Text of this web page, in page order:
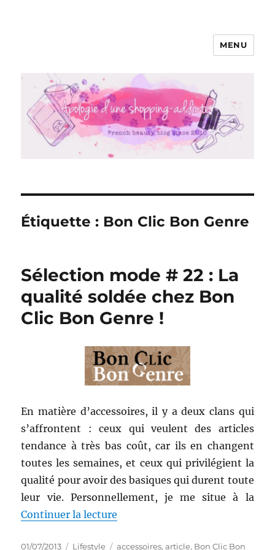
Apologie d'une Shopping-addicte
MENU
Étiquette : Bon Clic Bon Genre
Sélection mode # 22 : La
qualité soldée chez Bon
Clic Bon Genre !
En matière d’accessoires, il y a deux clans qui
s’affrontent : ceux qui veulent des articles
tendance à très bas coût, car ils en changent
toutes les semaines, et ceux qui privilégient la
qualité pour avoir des basiques qui durent toute
leur vie. Personnellement, je me situe à la
Continuer la lecture
Publié
01/07/2013 Catégories
Lifestyle Étiquettes
accessoires,article, Bon Clic Bon